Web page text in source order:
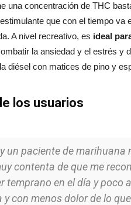
una concentración de THC
que con el tiempo
A nivel recreativo, es ideal
la ansiedad y el estrés y
diésel con matices de pino y
los usuarios
un paciente de
contenta de que me
temprano en el día y poco
y con menos dolor de lo